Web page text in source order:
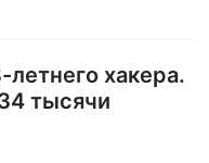
хакера.
тысячи